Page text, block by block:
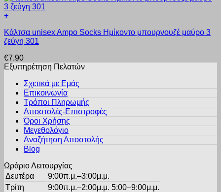
Οι
επιλογές
να
επιλεγούν
σελίδα
του
προϊόντος
+
το
προϊόν
πολλαπλές
παραλλαγές.
επιλογές
μπορούν
επιλεγούν
σελίδα
προϊόντος
Κάλτσα unisex Ampo Socks Ημίκοντο μπουρνουζέ μαύρο 3
ζεύγη 301
€7.90
Εξυπηρέτηση Πελατών
Σχετικά με Εμάς
Επικοινωνία
Τρόποι Πληρωμής
Αποστολές-Επιστροφές
Όροι Χρήσης
Μεγεθολόγιο
Αναζήτηση Αποστολής
Blog
Ωράριο Λειτουργίας
Δευτέρα
9:00π.μ.–3:00μ.μ.
Τρίτη
9:00π.μ.–2:00μ.μ. 5:00–9:00μ.μ.